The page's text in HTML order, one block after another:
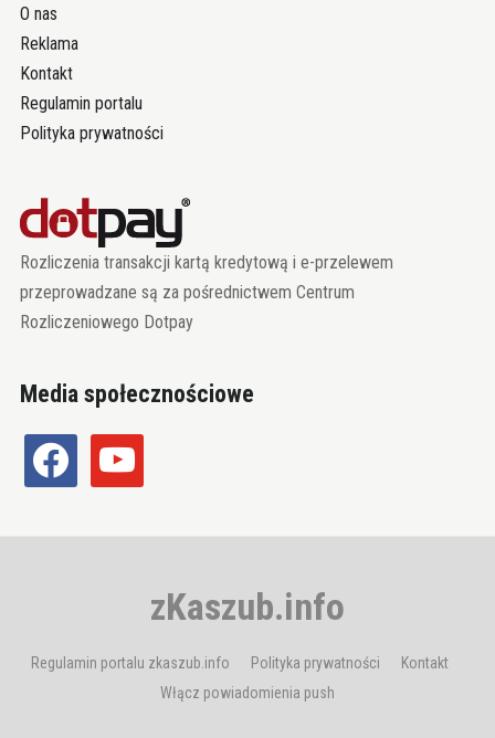
O nas
Reklama
Kontakt
Regulamin portalu
Polityka prywatności
Rozliczenia transakcji kartą kredytową i e-przelewem
przeprowadzane są za pośrednictwem Centrum
Rozliczeniowego Dotpay
Media społecznościowe
facebook youtube
zKaszub.info
Regulamin portalu zkaszub.info Polityka prywatności
Kontakt
Włącz powiadomienia push